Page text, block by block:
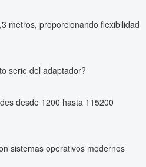
metros, proporcionando flexibilidad
serie del adaptador?
desde 1200 hasta 115200
sistemas operativos modernos